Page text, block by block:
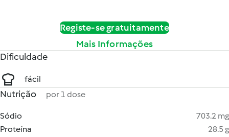
Registe-se gratuitamente
Mais Informações
Dificuldade
fácil
Nutrição por 1 dose
Sódio
703.2 mg
Proteína
28.5 g